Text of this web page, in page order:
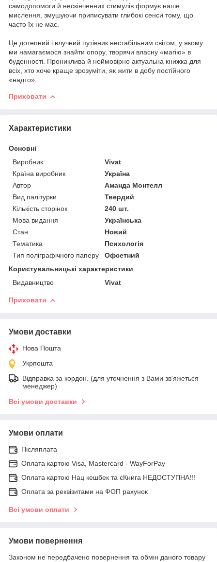
самодопомоги й нескінченних стимулів формує наше
мислення, змушуючи приписувати глибокі сенси тому, що
часто їх не має.
Це дотепний і влучний путівник нестабільним світом, у якому
ми намагаємося знайти опору, творячи власну «магію» в
буденності. Прониклива й неймовірно актуальна книжка для
всіх, хто хоче краще зрозуміти, як жити в добу постійного
«надто».
Приховати
Характеристики
Основні
Виробник
Vivat
Країна виробник
Україна
Автор
Аманда Монтелл
Вид палітурки
Твердий
Кількість сторінок
240 шт.
Мова видання
Українська
Стан
Новий
Тематика
Психологія
Тип поліграфічного паперу
Офсетний
Користувальницькі характеристики
Видавництво
Vivat
Приховати
Умови доставки
Нова Пошта
Укрпошта
Відправка за кордон. (для уточнення з Вами зв'яжеться
менеджер)
Всі умови доставки
Умови оплати
Післяплата
Оплата картою Visa, Mastercard - WayForPay
Оплата картою Нац кешбек та єКнига НЕДОСТУПНА!!!
Оплата за реквізитами на ФОП рахунок
Всі умови оплати
Умови повернення
Законом не передбачено повернення та обмін даного товару